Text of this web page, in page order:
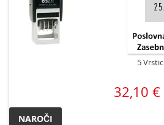
5 Vrstic
32,10 €
NAROČI